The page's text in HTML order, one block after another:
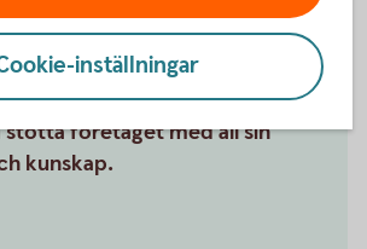
företag matchas med fyra
för sin spetskompetens och
företaget med all sin
kunskap.
inställningar